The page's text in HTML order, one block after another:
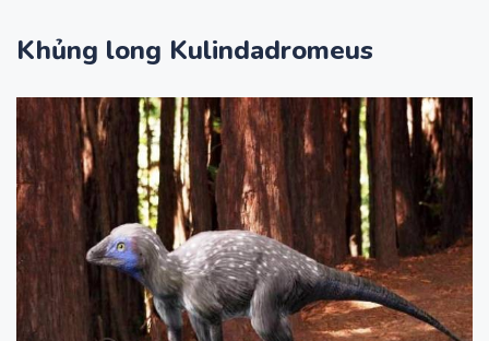
Khủng long Kulindadromeus